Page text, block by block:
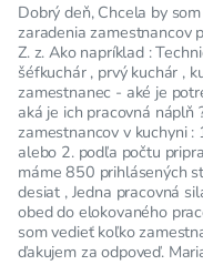
Dobrý deň, Chcela by
zaradenia zamestnancov
Z. z. Ako napríklad :
šéfkuchár , prvý kuchár ,
zamestnanec - aké je
aká je ich pracovná náplň
zamestnancov v kuchyni
alebo 2. podľa počtu
máme 850 prihlásených
desiat , Jedna pracovná
obed do elokovaného
som vedieť koľko
ďakujem za odpoveď.